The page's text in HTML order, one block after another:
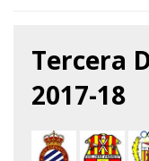
Tercera
2017-18